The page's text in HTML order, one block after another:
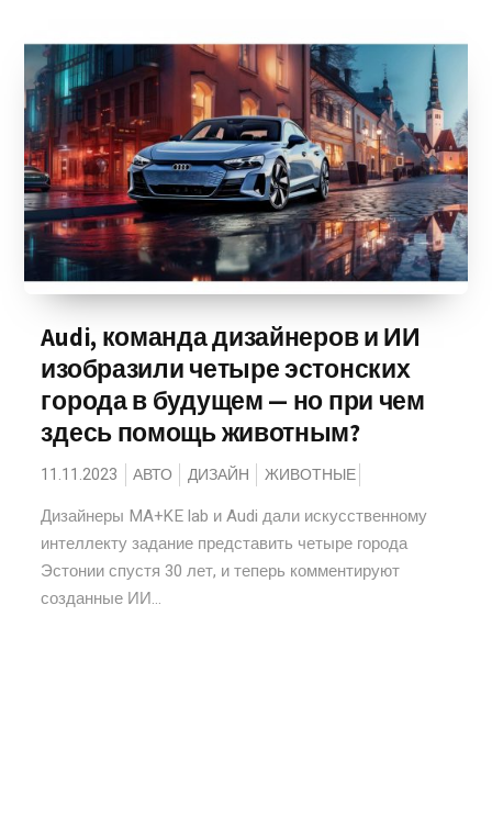
Audi, команда дизайнеров и ИИ
изобразили четыре эстонских
города в будущем — но при чем
здесь помощь животным?
11.11.2023 АВТО ДИЗАЙН ЖИВОТНЫЕ
Дизайнеры MA+KE lab и Audi дали искусственному
интеллекту задание представить четыре города
Эстонии спустя 30 лет, и теперь комментируют
созданные ИИ...